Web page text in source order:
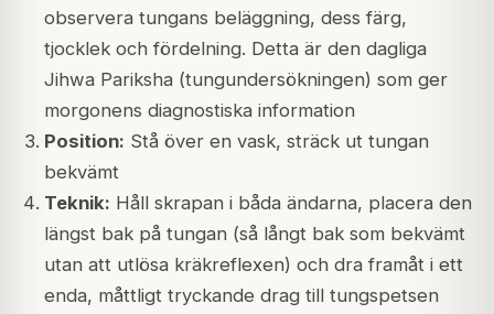
observera tungans beläggning, dess färg,
tjocklek och fördelning. Detta är den dagliga
Jihwa Pariksha (tungundersökningen) som ger
morgonens diagnostiska information
Position: Stå över en vask, sträck ut tungan
bekvämt
Teknik: Håll skrapan i båda ändarna, placera den
längst bak på tungan (så långt bak som bekvämt
utan att utlösa kräkreflexen) och dra framåt i ett
enda, måttligt tryckande drag till tungspetsen